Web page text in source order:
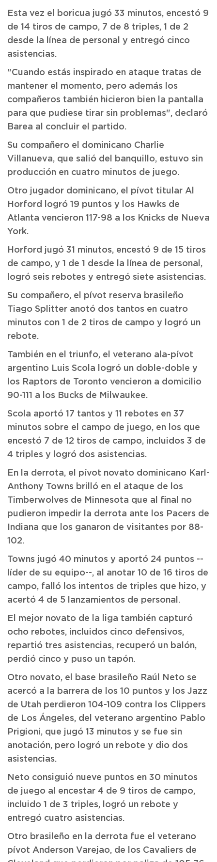
Esta vez el boricua jugó 33 minutos, encestó 9
de 14 tiros de campo, 7 de 8 triples, 1 de 2
desde la línea de personal y entregó cinco
asistencias.
"Cuando estás inspirado en ataque tratas de
mantener el momento, pero además los
compañeros también hicieron bien la pantalla
para que pudiese tirar sin problemas", declaró
Barea al concluir el partido.
Su compañero el dominicano Charlie
Villanueva, que salió del banquillo, estuvo sin
producción en cuatro minutos de juego.
Otro jugador dominicano, el pívot titular Al
Horford logró 19 puntos y los Hawks de
Atlanta vencieron 117-98 a los Knicks de Nueva
York.
Horford jugó 31 minutos, encestó 9 de 15 tiros
de campo, y 1 de 1 desde la línea de personal,
logró seis rebotes y entregó siete asistencias.
Su compañero, el pívot reserva brasileño
Tiago Splitter anotó dos tantos en cuatro
minutos con 1 de 2 tiros de campo y logró un
rebote.
También en el triunfo, el veterano ala-pívot
argentino Luis Scola logró un doble-doble y
los Raptors de Toronto vencieron a domicilio
90-111 a los Bucks de Milwaukee.
Scola aportó 17 tantos y 11 rebotes en 37
minutos sobre el campo de juego, en los que
encestó 7 de 12 tiros de campo, incluidos 3 de
4 triples y logró dos asistencias.
En la derrota, el pívot novato dominicano Karl-
Anthony Towns brilló en el ataque de los
Timberwolves de Minnesota que al final no
pudieron impedir la derrota ante los Pacers de
Indiana que los ganaron de visitantes por 88-
102.
Towns jugó 40 minutos y aportó 24 puntos --
líder de su equipo--, al anotar 10 de 16 tiros de
campo, falló los intentos de triples que hizo, y
acertó 4 de 5 lanzamientos de personal.
El mejor novato de la liga también capturó
ocho rebotes, incluidos cinco defensivos,
repartió tres asistencias, recuperó un balón,
perdió cinco y puso un tapón.
Otro novato, el base brasileño Raúl Neto se
acercó a la barrera de los 10 puntos y los Jazz
de Utah perdieron 104-109 contra los Clippers
de Los Ángeles, del veterano argentino Pablo
Prigioni, que jugó 13 minutos y se fue sin
anotación, pero logró un rebote y dio dos
asistencias.
Neto consiguió nueve puntos en 30 minutos
de juego al encestar 4 de 9 tiros de campo,
incluido 1 de 3 triples, logró un rebote y
entregó cuatro asistencias.
Otro brasileño en la derrota fue el veterano
pívot Anderson Varejao, de los Cavaliers de